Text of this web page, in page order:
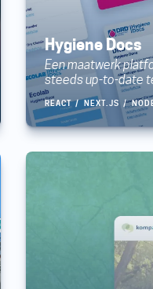
Hygiene Docs
Een maatwerk
steeds up-to-date
REACT NEXT.JS